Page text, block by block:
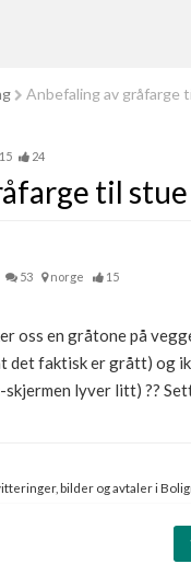
Anbefaling av gråfarge
15 24
til stue
53 norge 15
oss en gråtone på
det faktisk er grått) og
lyver litt) ??
bilder og avtaler i